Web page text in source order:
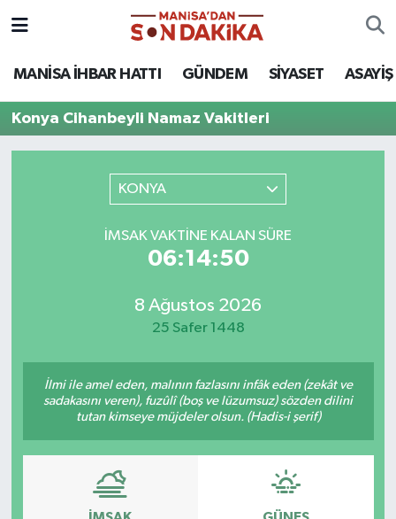
MANİSA İHBAR HATTI GÜNDEM SİYASET ASAYİŞ
Konya Cihanbeyli Namaz Vakitleri
KONYA
İMSAK VAKTINE KALAN SÜRE
06:14:50
8 Ağustos 2026
25 Safer 1448
İlmi ile amel eden, malının fazlasını infâk eden (zekât ve
sadakasını veren), fuzûlî (boş ve lüzumsuz) sözden dilini
tutan kimseye müjdeler olsun. (Hadis-i şerif)
ASAYİŞ
GÜNDEM
MAGAZİN
MANİSA'DA TRAFİK
YAŞAM
GİZLİLİK SÖZLEŞMESİ
İLETİŞİM
Hava Durumu
Trafik Durumu
Tüm Manşetler
Son Dakika Haberleri